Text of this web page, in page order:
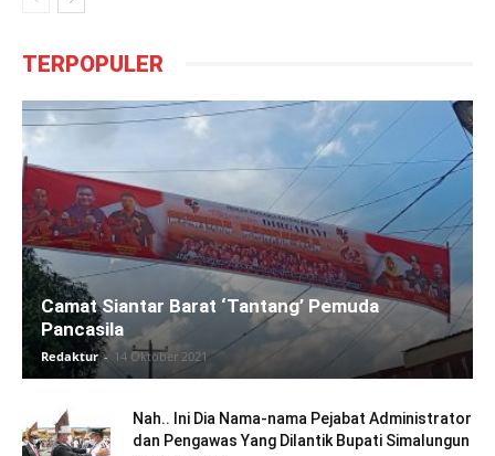
TERPOPULER
Camat Siantar Barat ‘Tantang’ Pemuda
Pancasila
Redaktur - 14 Oktober 2021
Nah.. Ini Dia Nama-nama Pejabat Administrator
dan Pengawas Yang Dilantik Bupati Simalungun